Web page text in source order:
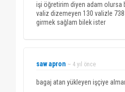
işi öğretirim diyen adam olursa
valiz dizemeyen 130 valizle
girmek sağlam bilek ister
saw apron ~ 4 yıl önce
bagaj atan yükleyen işçiye